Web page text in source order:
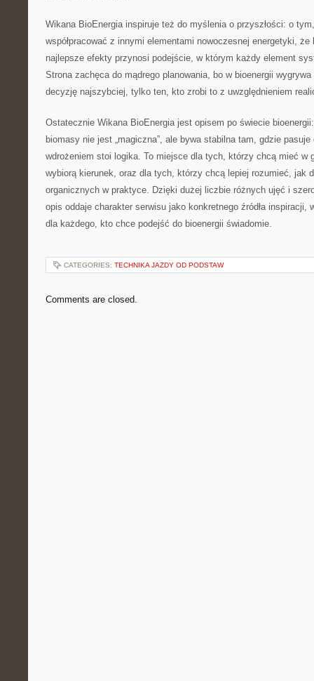
Wikana BioEnergia inspiruje też do myślenia o przyszłości: o
współpracować z innymi elementami nowoczesnej energetyki,
najlepsze efekty przynosi podejście, w którym każdy element
Strona zachęca do mądrego planowania, bo w bioenergii
decyzję najszybciej, tylko ten, kto zrobi to z uwzględnieniem
Ostatecznie Wikana BioEnergia jest opisem po świecie
biomasy nie jest „magiczna”, ale bywa stabilna tam, gdzie
wdrożeniem stoi logika. To miejsce dla tych, którzy chcą mieć w
wybiorą kierunek, oraz dla tych, którzy chcą lepiej rozumieć, jak
organicznych w praktyce. Dzięki dużej liczbie różnych ujęć i
opis oddaje charakter serwisu jako konkretnego źródła inspiracji,
dla każdego, kto chce podejść do bioenergii świadomie.
CATEGORIES: TECHNIKA JAZDY OD PODSTAW
Comments are closed.